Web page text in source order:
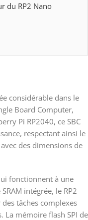
du RP2 Nano
considérable dans le
Board Computer,
Pi RP2040, ce SBC
respectant ainsi le
des dimensions de
fonctionnent à une
intégrée, le RP2
tâches complexes
La mémoire flash SPI de